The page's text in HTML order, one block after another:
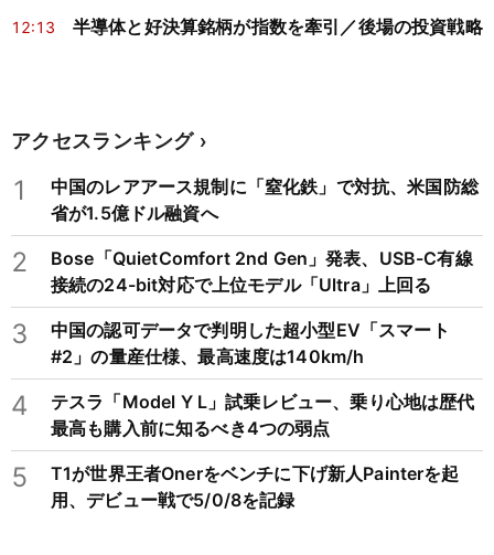
12:13 半導体と好決算銘柄が指数を牽引／後場の投資戦略
アクセスランキング
1
中国のレアアース規制に「窒化鉄」で対抗、米国防総
省が1.5億ドル融資へ
2
Bose「QuietComfort 2nd Gen」発表、USB-C有線
接続の24-bit対応で上位モデル「Ultra」上回る
3
中国の認可データで判明した超小型EV「スマート
#2」の量産仕様、最高速度は140km/h
4
テスラ「Model Y L」試乗レビュー、乗り心地は歴代
最高も購入前に知るべき4つの弱点
5
T1が世界王者Onerをベンチに下げ新人Painterを起
用、デビュー戦で5/0/8を記録